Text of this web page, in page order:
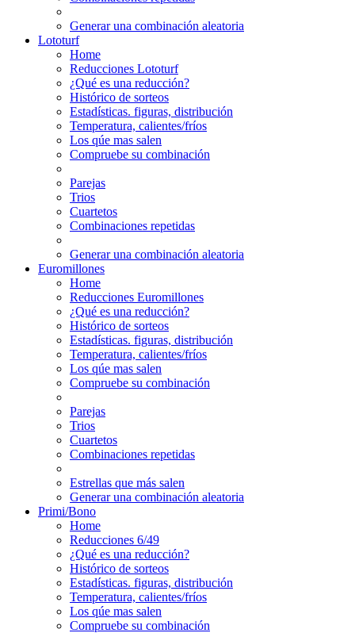
Generar una combinación aleatoria
Lototurf
Home
Reducciones Lototurf
¿Qué es una reducción?
Histórico de sorteos
Estadísticas. figuras, distribución
Temperatura, calientes/fríos
Los qúe mas salen
Compruebe su combinación
Parejas
Trios
Cuartetos
Combinaciones repetidas
Generar una combinación aleatoria
Euromillones
Home
Reducciones Euromillones
¿Qué es una reducción?
Histórico de sorteos
Estadísticas. figuras, distribución
Temperatura, calientes/fríos
Los qúe mas salen
Compruebe su combinación
Parejas
Trios
Cuartetos
Combinaciones repetidas
Estrellas que más salen
Generar una combinación aleatoria
Primi/Bono
Home
Reducciones 6/49
¿Qué es una reducción?
Histórico de sorteos
Estadísticas. figuras, distribución
Temperatura, calientes/fríos
Los qúe mas salen
Compruebe su combinación